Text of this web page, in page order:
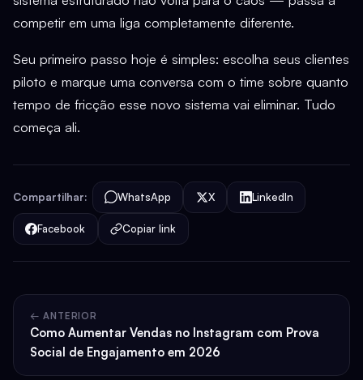
competir em uma liga completamente diferente.
Seu primeiro passo hoje é simples: escolha seus clientes
piloto e marque uma conversa com o time sobre quanto
tempo de fricção esse novo sistema vai eliminar. Tudo
começa ali.
Compartilhar: WhatsApp X LinkedIn
Facebook Copiar link
← ANTERIOR
Como Aumentar Vendas no Instagram com Prova
Social de Engajamento em 2026